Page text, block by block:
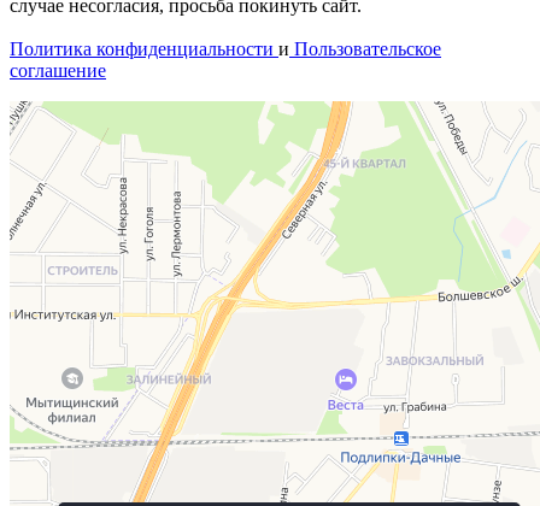
случае несогласия, просьба покинуть сайт.
Политика конфиденциальности и Пользовательское
соглашение